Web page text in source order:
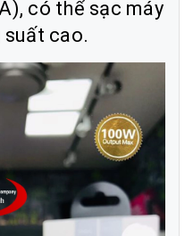
có thể sạc máy
cao.